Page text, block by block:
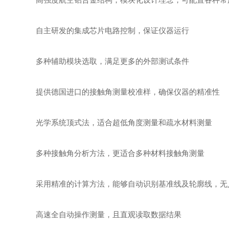
自主研发的集成芯片电路控制，保证仪器运行
多种辅助模块选取，满足更多的外部测试条件
提供德国进口的接触角测量校准样，确保仪器的精准性
光学系统顶式法，适合超低角度测量和疏水材料测量
多种接触角分析方法，更适合多种材料接触角测量
采用精准的计算方法，能够自动识别基准线及轮廓线，无
高速全自动操作测量，且直观读取数据结果